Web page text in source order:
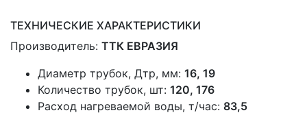
ТЕХНИЧЕСКИЕ ХАРАКТЕРИСТИКИ
Производитель: ТТК ЕВРАЗИЯ
Диаметр трубок, Дтр, мм: 16, 19
Количество трубок, шт: 120, 176
Расход нагреваемой воды, т/час: 83,5